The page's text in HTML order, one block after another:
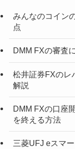
みんなのコイン
点
DMM FXの審査
松井証券FXのレ
解説
DMM FXの口座
を終える方法
三菱UFJ eスマ